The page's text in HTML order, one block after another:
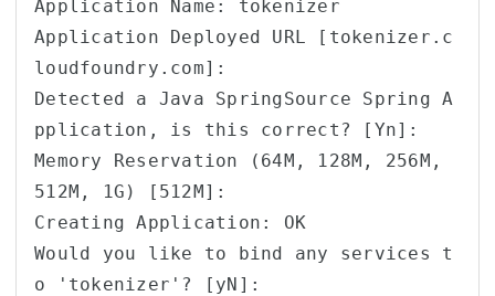
Application Name: tokenizer
Application Deployed URL [tokenizer.c
loudfoundry.com]:
Detected a Java SpringSource Spring A
pplication, is this correct? [Yn]:
Memory Reservation (64M, 128M, 256M,
512M, 1G) [512M]:
Creating Application: OK
Would you like to bind any services t
o 'tokenizer'? [yN]: